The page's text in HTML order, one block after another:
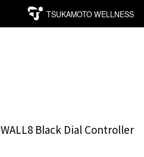
TSUKAMOTO WELLNESS
WALL8 Black Dial Controller